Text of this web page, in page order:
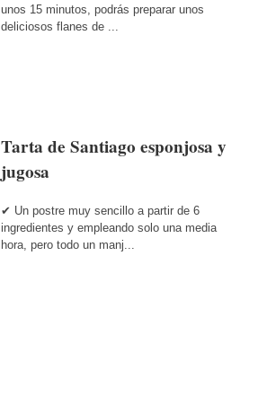
unos 15 minutos, podrás preparar unos
deliciosos flanes de ...
Tarta de Santiago esponjosa y
jugosa
✔ Un postre muy sencillo a partir de 6
ingredientes y empleando solo una media
hora, pero todo un manj...